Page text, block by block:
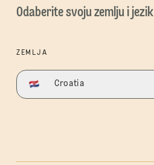
Odaberite svoju zemlju i jezik
ZEMLJA
Croatia